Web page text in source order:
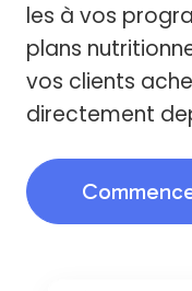
les à vos
plans
vos clients
directement